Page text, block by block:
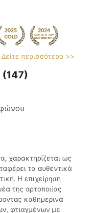
Δείτε περισσότερα >>
(147)
χαρακτηρίζεται ως
τα αυθεντικά
Η επιχείρηση
της αρτοποιίας
καθημερινά
φτιαγμένων με